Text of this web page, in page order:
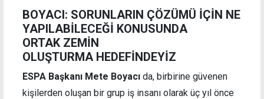
BOYACI: SORUNLARIN ÇÖZÜMÜ İÇİN NE
YAPILABİLECEĞİ KONUSUNDA
ORTAK ZEMİN
OLUŞTURMA HEDEFİNDEYİZ
ESPA Başkanı Mete Boyacı da, birbirine güvenen
kişilerden oluşan bir grup iş insanı olarak üç yıl önce